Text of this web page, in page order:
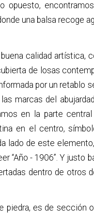
una balsa recoge
calidad artística,
de losas
por un retablo
marcas del
en la parte
en el centro,
lado de este
“Año - 1906”. Y justo
dentro de otros
piedra, es de sección